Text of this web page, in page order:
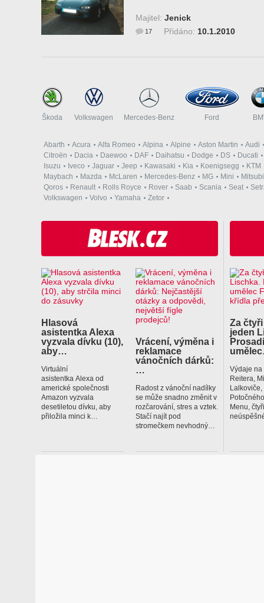
Majitel: Jenick
Přidáno: 10.1.2010
17
Škoda Volkswagen Mercedes-Benz Ford
Abarth Acura Alfa Romeo Alpina Alpine Aston Martin
Audi
Citroën
Dacia Daewoo DAF Daihatsu Dodge DS
Ducati
Isuzu
Iveco Jaguar Jeep Kawasaki Kia Koenigsegg
KTM
Maybach
Mazda McLaren Mercedes-Benz MG Mini
Qoros
Renault Rolls Royce Rover Saab Scania Seat
Volkswagen
Volvo Yamaha Zetor
Hlasová
asistentka Alexa
vyzvala dívku (10),
aby…
Virtuální
asistentka Alexa od
americké společnosti
Amazon vyzvala
desetiletou dívku, aby
přiložila minci k…
Vrácení, výměna i
reklamace
vánočních dárků:
Radost z vánoční nadílky
se může snadno změnit v
rozčarování, stres a vztek.
Stačí najít pod
stromečkem nevhodný…
Za
jeden
Výdaje na
Reitera,
Menu,